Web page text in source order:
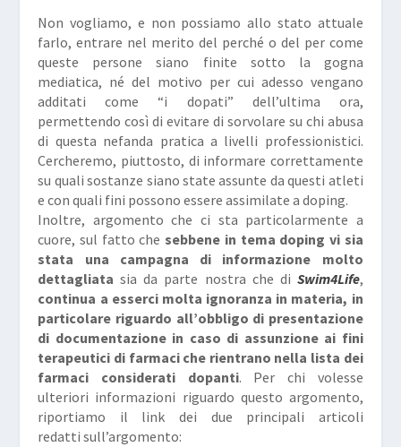
Non vogliamo, e non possiamo allo stato attuale
farlo, entrare nel merito del perché o del per come
queste persone siano finite sotto la gogna
mediatica, né del motivo per cui adesso vengano
additati come “i dopati” dell’ultima ora,
permettendo così di evitare di sorvolare su chi abusa
di questa nefanda pratica a livelli professionistici.
Cercheremo, piuttosto, di informare correttamente
su quali sostanze siano state assunte da questi atleti
e con quali fini possono essere assimilate a doping.
Inoltre, argomento che ci sta particolarmente a
cuore, sul fatto che sebbene in tema doping vi sia
stata una campagna di informazione molto
dettagliata sia da parte nostra che di Swim4Life,
continua a esserci molta ignoranza in materia, in
particolare riguardo all’obbligo di presentazione
di documentazione in caso di assunzione ai fini
terapeutici di farmaci che rientrano nella lista dei
farmaci considerati dopanti. Per chi volesse
ulteriori informazioni riguardo questo argomento,
riportiamo il link dei due principali articoli
redatti sull’argomento: